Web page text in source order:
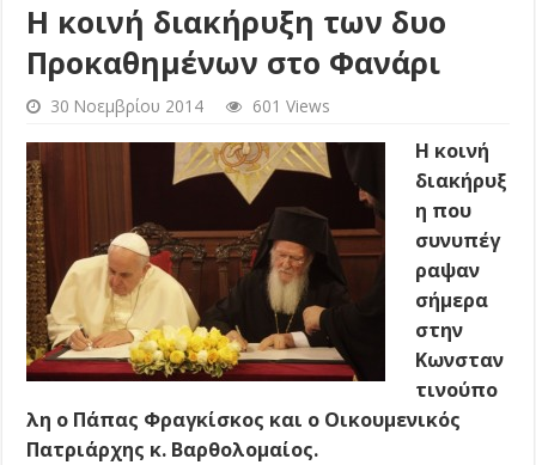
Η κοινή διακήρυξη των δυο
Προκαθημένων στο Φανάρι
30 Νοεμβρίου 2014 601 Views
Η κοινή
διακήρυξ
η που
συνυπέγ
ραψαν
σήμερα
στην
Κωνσταν
τινούπο
λη ο Πάπας Φραγκίσκος και ο Οικουμενικός
Πατριάρχης κ. Βαρθολομαίος.